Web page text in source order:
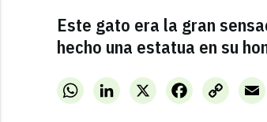
Este gato era la gran
hecho una estatua en su
WhatsAppLinkedInX FacebookCopy
Link